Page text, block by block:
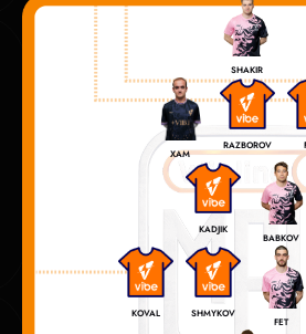
SHAKIR
XAM
RAZBOROV
KADJIK
BABKOV
KOVAL SHMYKOV
FET